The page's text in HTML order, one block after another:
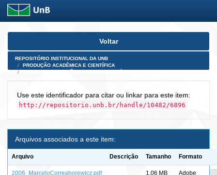
Skip
Voltar
REPOSITÓRIO INSTITUCIONAL DA UNB
PRODUÇÃO ACADÊMICA E CIENTÍFICA
Use este identificador para citar ou linkar para este item:
http://repositorio.unb.br/handle/10482/6896
Arquivos associados a este item:
Arquivo Descrição Tamanho Formato
2006_MarceloCorreahorewicz.pdf 1,06 MB
Adobe